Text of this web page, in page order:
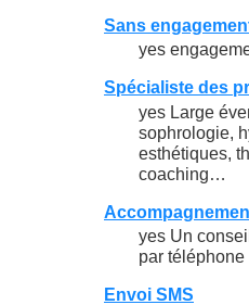
Sans
yes
Spécialiste des
yes Large
sophrologie,
esthétiques,
coaching…
yes Un
par téléphone
Envoi SMS